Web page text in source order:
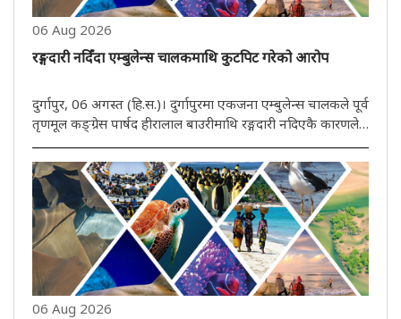
06 Aug 2026
रङ्गदारी नदिँदा एम्बुलेन्स चालकमाथि कुटपिट गरेको आरोप
दुर्गापुर, 06 अगस्त (हि.स.)। दुर्गापुरमा एकजना एम्बुलेन्स चालकले पूर्व
तृणमूल कङ्ग्रेस पार्षद हीरालाल बाउरीमाथि रङ्गदारी नदिएकै कारणले
आफूमाथि कुटपिटगरेको आरोप लगाएको छ। तथापि आरोपीले सबै
आरोप पूर्ण रूपले निराधार रहेको बताउँदै यसलाई राजनीतिक षड़य..
06 Aug 2026